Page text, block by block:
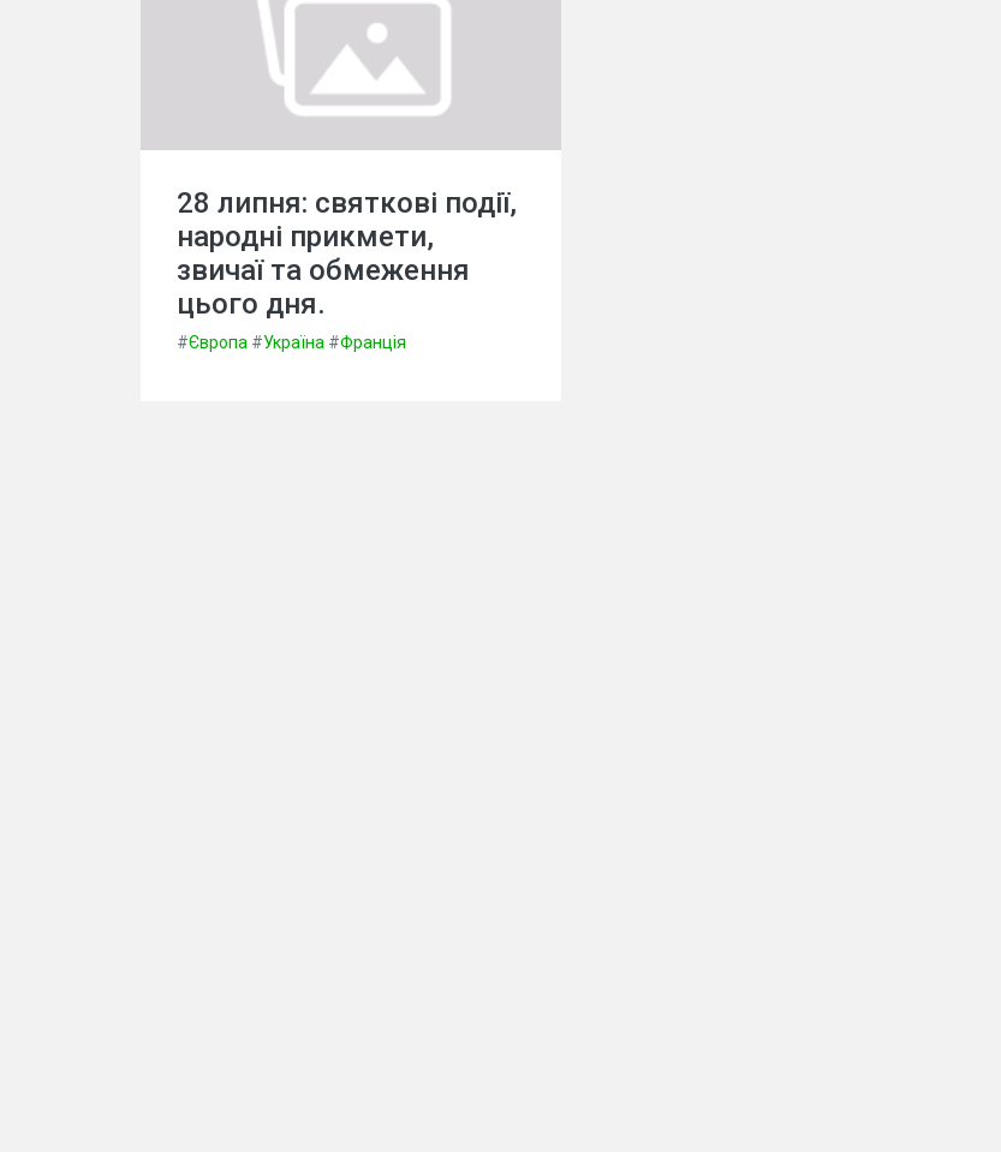
28 липня: святкові події,
народні прикмети,
звичаї та обмеження
цього дня.
#Європа #Україна #Франція